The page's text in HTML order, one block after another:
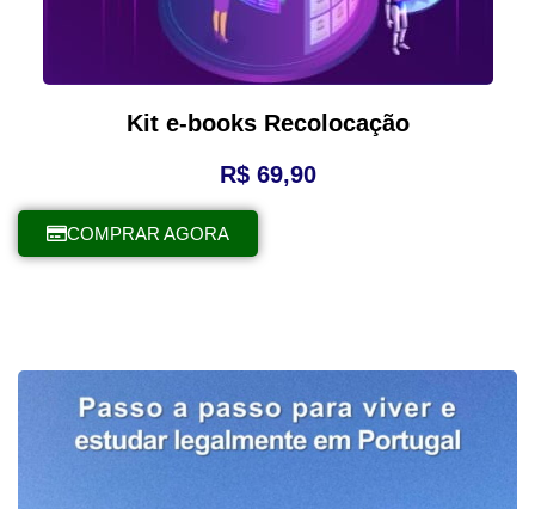
Kit e-books Recolocação
R$69,90
COMPRAR AGORA